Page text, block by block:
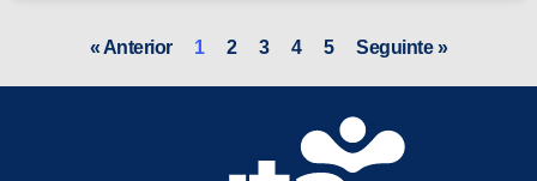
« Anterior 1 2 3 4 5 Seguinte »